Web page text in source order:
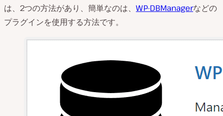
は、2つの方法があり、簡単なのは、 WP-DBManagerなどの
プラグインを使用する方法です。